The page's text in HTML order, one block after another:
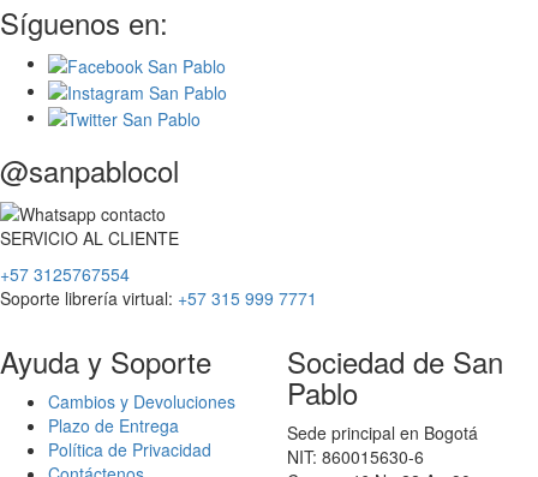
Síguenos en:
@sanpablocol
SERVICIO AL CLIENTE
+57 3125767554
Soporte librería virtual: +57 315 999 7771
Ayuda y Soporte
Cambios y Devoluciones
Plazo de Entrega
Política de Privacidad
Sociedad de San
Pablo
Sede principal en Bogotá
NIT: 860015630-6